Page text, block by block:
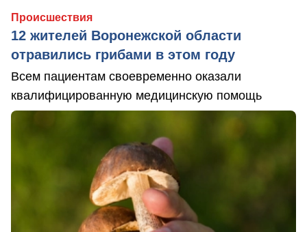
Происшествия
12 жителей Воронежской области
отравились грибами в этом году
Всем пациентам своевременно оказали
квалифицированную медицинскую помощь